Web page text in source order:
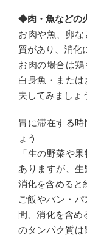
◆肉・魚などの
お肉や魚、卵
質があり、消化
お肉の場合は
白身魚・また
夫してみましょ
胃に滞在する
ょう
「生の野菜や
ありますが、生
消化を含めると
ご飯やパン・
間、消化を含め
のタンパク質は